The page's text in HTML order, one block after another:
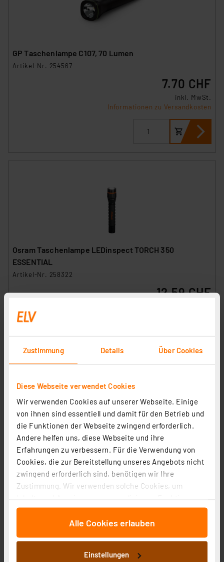
Zustimmung Details Über Cookies
Diese Webseite verwendet Cookies
Wir verwenden Cookies auf unserer Webseite. Einige
von ihnen sind essentiell und damit für den Betrieb und
die Funktionen der Webseite zwingend erforderlich.
Andere helfen uns, diese Webseite und ihre
Erfahrungen zu verbessern. Für die Verwendung von
Cookies, die zur Bereitstellung unseres Angebots nicht
zwingend erforderlich sind, benötigen wir Ihre
Zustimmung. Wir verwenden solche Cookies, um
für soziale Medien anbieten zu können und die Zugriffe
auf unsere Website zu analysieren. Außerdem geben
an unsere Partner für soziale Medien, Werbung und
Analysen weiter. Unsere Partner führen diese
Alle Cookies erlauben
Einstellungen
GP Taschenlampe C107, 70 Lumen
Artikel-Nr. 254567
7.70 CHF
inkl. MwSt.
Informationen zu Versandkosten
Osram Taschenlampe LEDinspect TORCH 350
ESSENTIAL
Artikel-Nr. 258322
12.59 CHF
GP Stirnlampe CH43 150 Lumen
Artikel-Nr. 254568
13.50 CHF